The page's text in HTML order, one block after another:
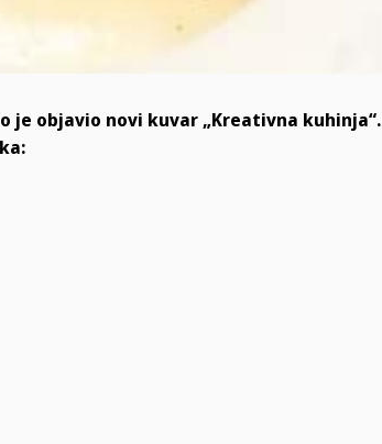
je objavio novi kuvar „Kreativna kuhinja“.